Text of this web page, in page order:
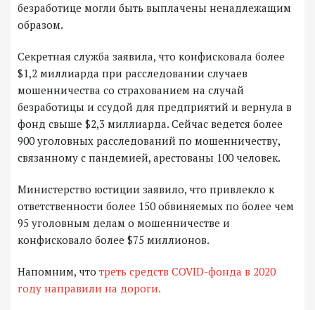
безработице могли быть выплачены ненадлежащим
образом.
Секретная служба заявила, что конфисковала более
$1,2 миллиарда при расследовании случаев
мошенничества со страхованием на случай
безработицы и ссудой для предприятий и вернула в
фонд свыше $2,3 миллиарда. Сейчас ведется более
900 уголовных расследований по мошенничеству,
связанному с пандемией, арестованы 100 человек.
Министерство юстиции заявило, что привлекло к
ответственности более 150 обвиняемых по более чем
95 уголовным делам о мошенничестве и
конфисковало более $75 миллионов.
Напомним, что треть средств COVID-фонда в 2020
году направили на дороги.